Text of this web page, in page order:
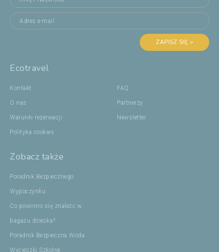
ZAPISZ SIĘ >
Ecotravel
Kontakt
O nas
Warunki rezerwacji
Polityka cookies
FAQ
Partnerzy
Newsletter
Zobacz także
Poradnik Bezpiecznego
Wypoczynku
Co powinno się znaleźć w
bagażu dziecka?
Poradnik Bezpieczna Woda
Wycieczki Szkolne